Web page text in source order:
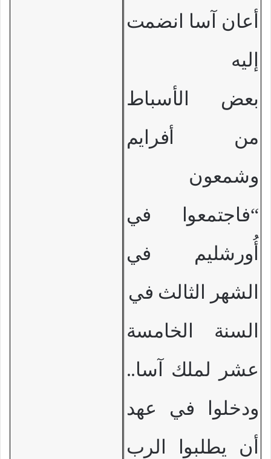
أعان آسا انضمت
إليه
بعض الأسباط
من أفرايم
وشمعون
“فاجتمعوا في
أُورشليم في
الشهر الثالث في
السنة الخامسة
عشر لملك آسا..
ودخلوا في عهد
أن يطلبوا الرب